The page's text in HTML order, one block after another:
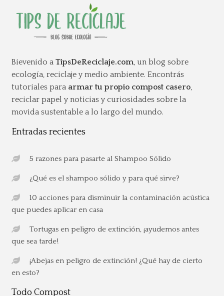
Bievenido a TipsDeReciclaje.com , un blog sobre
ecología, reciclaje y medio ambiente. Encontrás
tutoriales para armar tu propio compost casero
reciclar papel y noticias y curiosidades sobre la
movida sustentable a lo largo del mundo.
Entradas recientes
5 razones para pasarte al Shampoo Sólido
¿Qué es el shampoo sólido y para qué sirve?
10 acciones para disminuir la contaminación acústica
que puedes aplicar en casa
Tortugas en peligro de extinción, ¡ayudemos antes
que sea tarde!
¡Abejas en peligro de extinción! ¿Qué hay de cierto
en esto?
Todo Compost